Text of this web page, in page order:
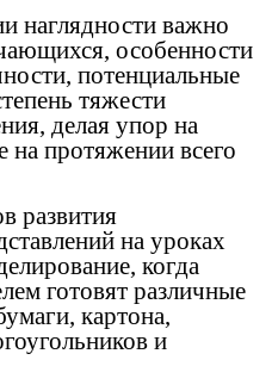
наглядности важно
особенности
потенциальные
тяжести
делая упор на
на протяжении всего
развития
на уроках
когда
готовят различные
картона,
и